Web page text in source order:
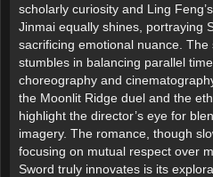
scholarly curiosity and Ling
Jinmai equally shines, portraying
sacrificing emotional nuance. The
stumbles in balancing parallel
choreography and
the Moonlit Ridge duel and the
highlight the director’s eye for
imagery. The romance, though
focusing on mutual respect over
Sword truly innovates is its